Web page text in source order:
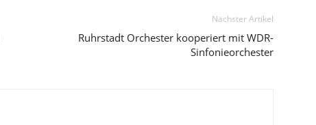
Nächster Artikel
Ruhrstadt Orchester kooperiert mit WDR-
Sinfonieorchester